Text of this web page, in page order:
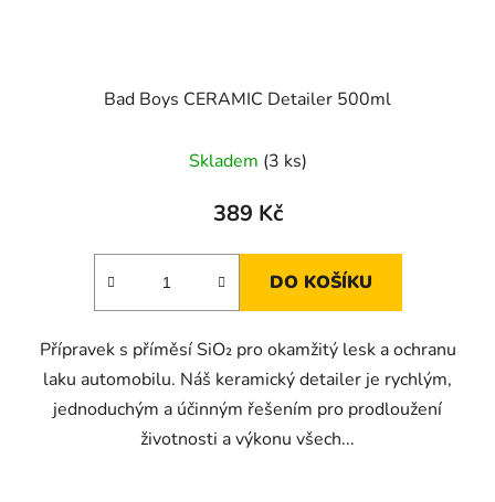
Bad Boys CERAMIC Detailer 500ml
Skladem (3 ks)
389 Kč
DO KOŠÍKU
Přípravek s příměsí SiO₂ pro okamžitý lesk a ochranu
laku automobilu. Náš keramický detailer je rychlým,
jednoduchým a účinným řešením pro prodloužení
životnosti a výkonu všech...